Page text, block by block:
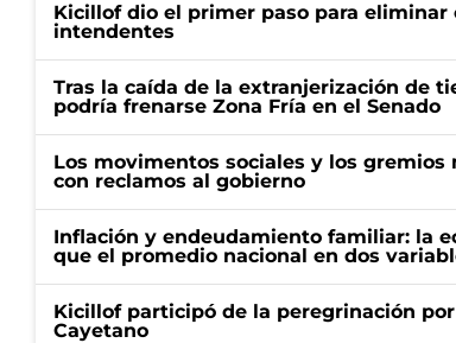
Kicillof dio el primer paso para
intendentes
Tras la caída de la extranjerización de
podría frenarse Zona Fría en el Senado
Los movimentos sociales y los gremios
con reclamos al gobierno
Inflación y endeudamiento familiar: la
que el promedio nacional en dos
Kicillof participó de la peregrinación
Cayetano